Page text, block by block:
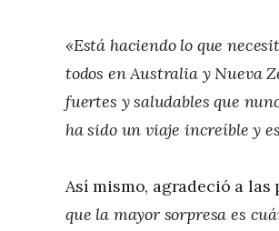
«Está haciendo lo que
todos en Australia y Nueva
fuertes y saludables que
ha sido un viaje increíble y
Así mismo, agradeció a
que la mayor sorpresa es